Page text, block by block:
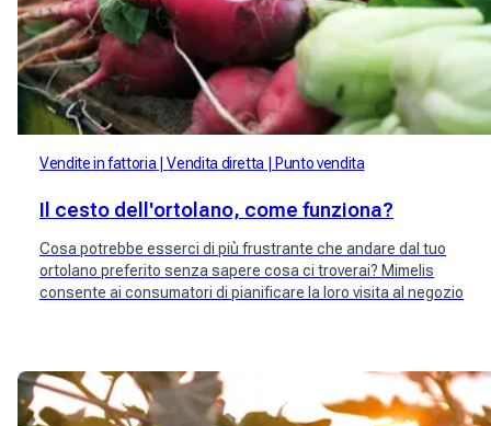
Vendite in fattoria Vendita diretta Punto vendita
Il cesto dell'ortolano, come funziona?
Cosa potrebbe esserci di più frustrante che andare dal tuo
ortolano preferito senza sapere cosa ci troverai? Mimelis
consente ai consumatori di pianificare la loro visita al negozio